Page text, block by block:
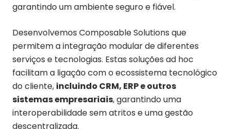
garantindo um ambiente seguro e fiável.
Desenvolvemos Composable Solutions que
permitem a integração modular de diferentes
serviços e tecnologias. Estas soluções ad hoc
facilitam a ligação com o ecossistema tecnológico
do cliente, incluindo CRM, ERP e outros
sistemas empresariais, garantindo uma
interoperabilidade sem atritos e uma gestão
descentralizada.